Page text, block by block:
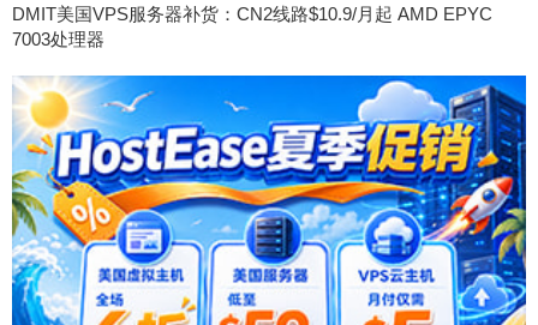
DMIT美国VPS服务器补货：CN2线路$10.9/月起 AMD EPYC
7003处理器